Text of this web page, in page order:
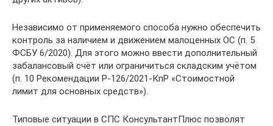
Независимо от применяемого способа нужно обеспечить
контроль за наличием и движением малоценных ОС (п. 5
ФСБУ 6/2020). Для этого можно ввести дополнительный
забалансовый счёт или ограничиться складским учётом
(п. 10 Рекомендации Р-126/2021-КпР «Стоимостной
лимит для основных средств»).
Типовые ситуации в СПС КонсультантПлюс позволят